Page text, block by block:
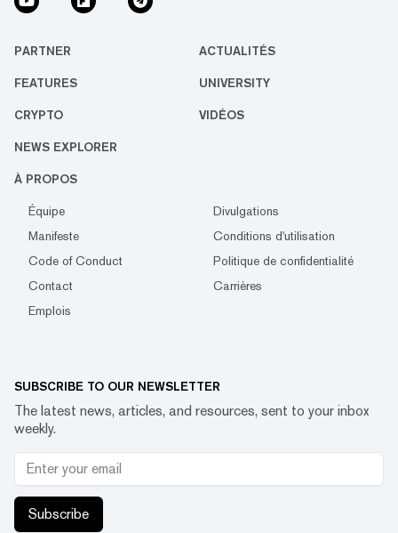
PARTNER ACTUALITÉS
FEATURES UNIVERSITY
CRYPTO VIDÉOS
NEWS EXPLORER
À PROPOS
Équipe
Divulgations
Manifeste
Conditions d'utilisation
Code of Conduct
Politique de confidentialité
Contact
Carrières
Emplois
SUBSCRIBE TO OUR NEWSLETTER
The latest news, articles, and resources, sent to your inbox
weekly.
Subscribe